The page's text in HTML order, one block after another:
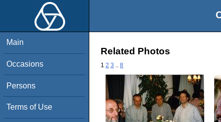
Main
Occasions
Persons
Terms of Use
Related Photos
1 2 3 8